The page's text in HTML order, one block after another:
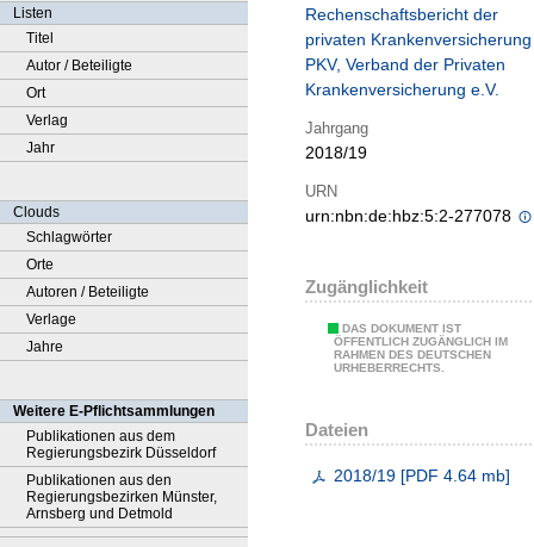
Listen
Titel
Autor / Beteiligte
Ort
Verlag
Jahr
Clouds
Schlagwörter
Orte
Autoren / Beteiligte
Verlage
Jahre
Weitere E-Pflichtsammlungen
Publikationen aus dem
Regierungsbezirk Düsseldorf
Publikationen aus den
Regierungsbezirken Münster,
Arnsberg und Detmold
Rechenschaftsbericht der
privaten
PKV, Verband der Privaten
Krankenversicherung e.V.
Jahrgang
2018/19
URN
urn:nbn:de:hbz:5:2-277078
Zugänglichkeit
DAS DOKUMENT IST
ÖFFENTLICH ZUGÄNGLICH IM
RAHMEN DES DEUTSCHEN
URHEBERRECHTS.
Dateien
2018/19 [PDF 4.64 mb]